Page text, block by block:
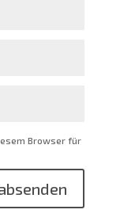
Browser für